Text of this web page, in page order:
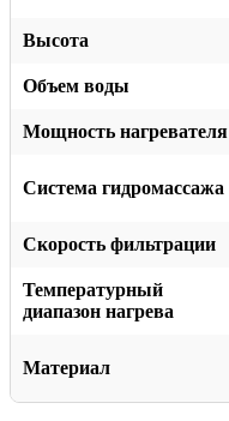
Высота
Объем воды
Мощность нагревателя
Система гидромассажа
Скорость фильтрации
Температурный
диапазон нагрева
Материал